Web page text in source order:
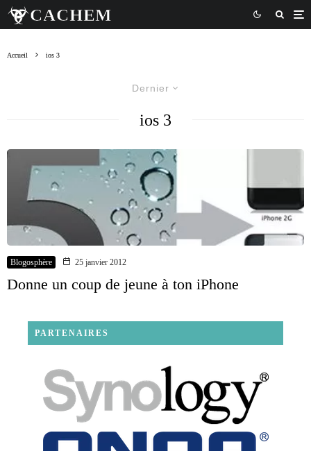
Accueil ios 3
Dernier
ios 3
Blogosphère 25 janvier 2012
Donne un coup de jeune à ton iPhone
PARTENAIRES